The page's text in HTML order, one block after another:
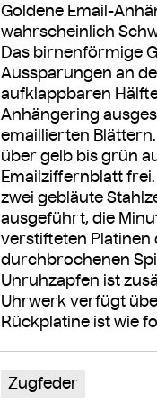
Goldene Email-
wahrscheinlich
Das birnenförmige
Aussparungen an
aufklappbaren
Anhängering
emaillierten
über gelb bis grün
Emailziffernblatt
zwei gebläute
ausgeführt, die
verstifteten
durchbrochenen
Unruhzapfen ist
Uhrwerk verfügt
Rückplatine ist wie
Zugfeder